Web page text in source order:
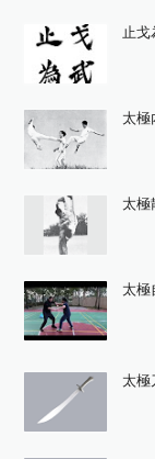
止戈
太極
太極
太極
太極